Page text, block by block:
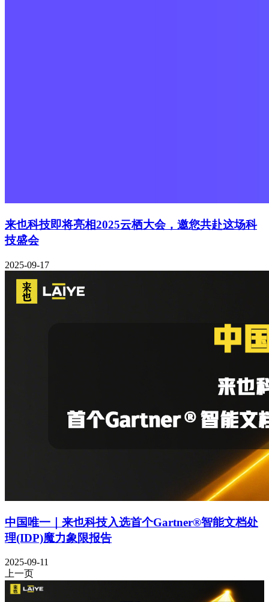
来也科技即将亮相2025云栖大会，邀您共赴这场科
技盛会
2025-09-17
中国唯一｜来也科技入选首个Gartner®智能文档处
理(IDP)魔力象限报告
2025-09-11
上一页